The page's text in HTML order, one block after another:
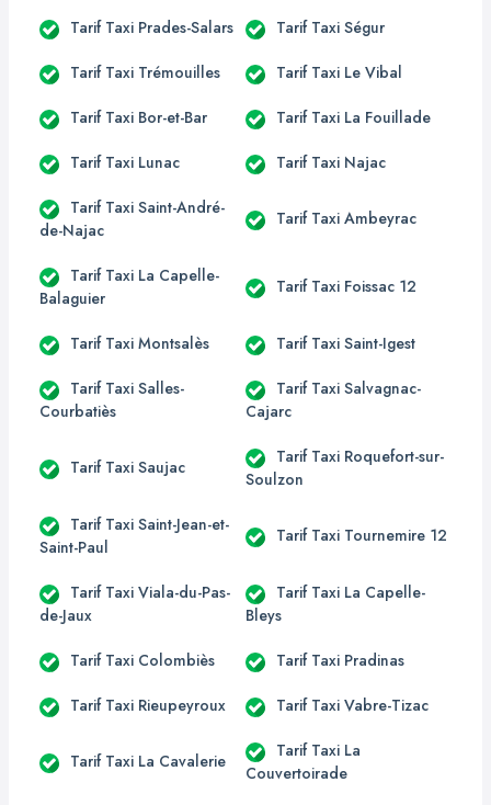
Tarif Taxi Prades-Salars Tarif Taxi Ségur
Tarif Taxi Trémouilles Tarif Taxi Le Vibal
Tarif Taxi Bor-et-Bar Tarif Taxi La Fouillade
Tarif Taxi Lunac Tarif Taxi Najac
Tarif Taxi Saint-André-
de-Najac
Tarif Taxi Ambeyrac
Tarif Taxi La Capelle-
Balaguier
Tarif Taxi Foissac 12
Tarif Taxi Montsalès Tarif Taxi Saint-Igest
Tarif Taxi Salles-
Courbatiès
Tarif Taxi Salvagnac-
Cajarc
Tarif Taxi Saujac
Tarif Taxi Roquefort-sur-
Soulzon
Tarif Taxi Saint-Jean-et-
Saint-Paul
Tarif Taxi Tournemire 12
Tarif Taxi Viala-du-Pas-
de-Jaux
Tarif Taxi La Capelle-
Bleys
Tarif Taxi Colombiès Tarif Taxi Pradinas
Tarif Taxi Rieupeyroux Tarif Taxi Vabre-Tizac
Tarif Taxi La Cavalerie
Tarif Taxi La
Couvertoirade